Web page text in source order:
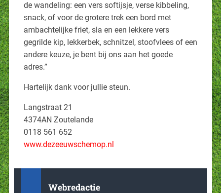
de wandeling: een vers softijsje, verse kibbeling,
snack, of voor de grotere trek een bord met
ambachtelijke friet, sla en een lekkere vers
gegrilde kip, lekkerbek, schnitzel, stoofvlees of een
andere keuze, je bent bij ons aan het goede
adres.”
Hartelijk dank voor jullie steun.
Langstraat 21
4374AN Zoutelande
0118 561 652
www.dezeeuwschemop.nl
Webredactie